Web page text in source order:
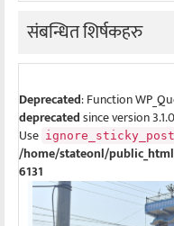
संबन्धित शिर्षकहरु
Deprecated: Function
deprecatedsince version
Use
/home/stateonl/
6131